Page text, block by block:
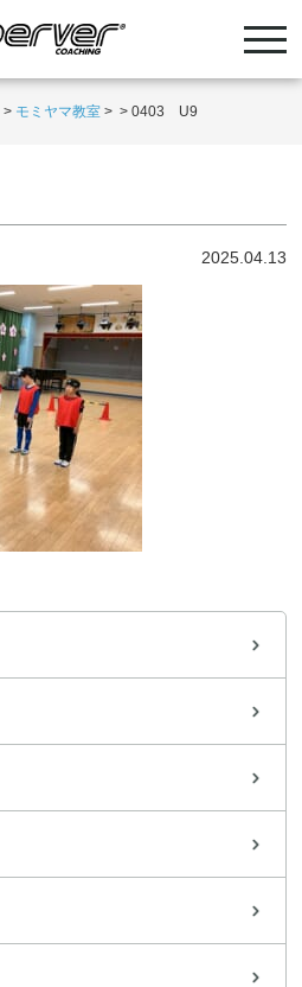
> モミヤマ教室 > >0403 U9
2025.04.13